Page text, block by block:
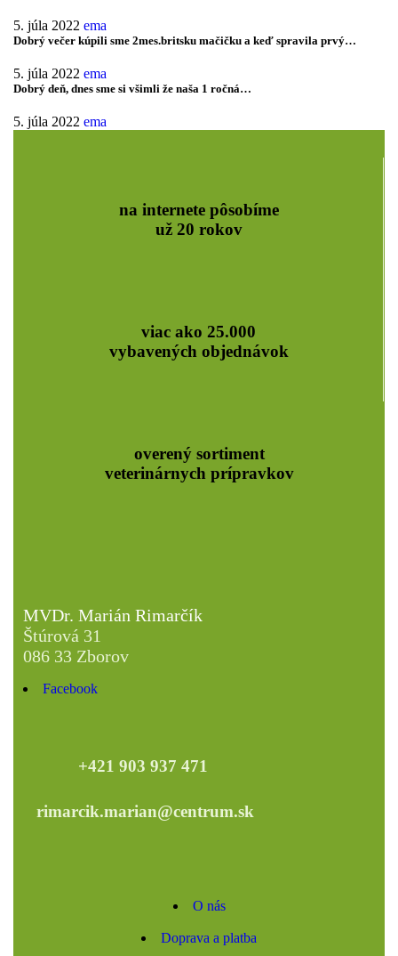
5. júla 2022 ema
Dobrý večer kúpili sme 2mes.britsku mačičku a keď spravila prvý…
5. júla 2022 ema
Dobrý deň, dnes sme si všimli že naša 1 ročná…
5. júla 2022 ema
na internete pôsobíme
už 20 rokov
viac ako 25.000
vybavených objednávok
overený sortiment
veterinárnych prípravkov
MVDr. Marián Rimarčík
Štúrová 31
086 33 Zborov
Facebook
+421 903 937 471
rimarcik.marian@centrum.sk
O nás
Doprava a platba